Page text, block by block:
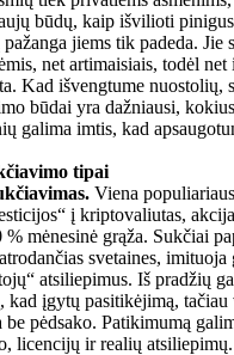
būdų, kaip išvilioti pinigus
jiems tik padeda. Jie
net artimaisiais, todėl
Kad išvengtume nuostolių,
būdai yra dažniausi,
galima imtis, kad
tipai
Viena
į kriptovaliutas,
% mėnesinė grąža. Sukčiai
svetaines,
atsiliepimus. Iš pradžių
kad įgytų pasitikėjimą,
be pėdsako. Patikimumą
licencijų ir realių atsiliepimų.